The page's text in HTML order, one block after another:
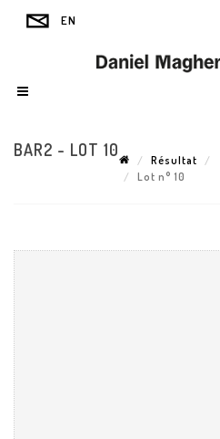
BAR2 - LOT 10
Résultat
Lot n° 10